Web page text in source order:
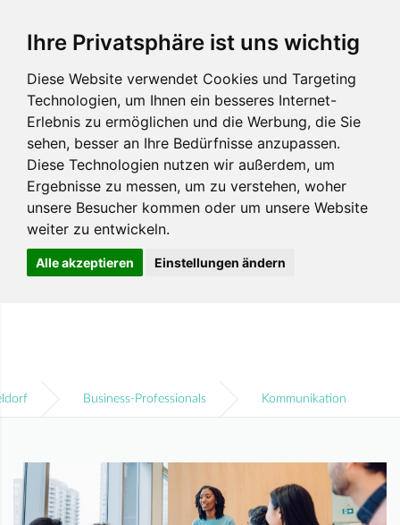
Ihre Privatsphäre ist uns wichtig
Diese Website verwendet Cookies und Targeting
Technologien, um Ihnen ein besseres Internet-
Erlebnis zu ermöglichen und die Werbung, die Sie
sehen, besser an Ihre Bedürfnisse anzupassen.
Diese Technologien nutzen wir außerdem, um
Ergebnisse zu messen, um zu verstehen, woher
unsere Besucher kommen oder um unsere Website
weiter zu entwickeln.
Alle akzeptieren Einstellungen ändern
Business-Professionals Kommunikation